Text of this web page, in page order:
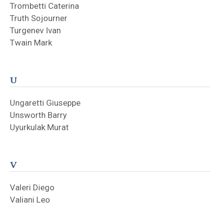
Trombetti Caterina
Truth Sojourner
Turgenev Ivan
Twain Mark
U
Ungaretti Giuseppe
Unsworth Barry
Uyurkulak Murat
V
Valeri Diego
Valiani Leo